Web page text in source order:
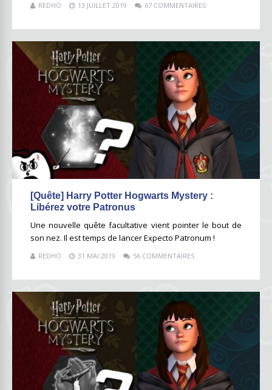
REDHO 13 JUILLET 2019 67 COMMENTAIRES
[Quête] Harry Potter Hogwarts Mystery :
Libérez votre Patronus
Une nouvelle quête facultative vient pointer le bout de
son nez. Il est temps de lancer Expecto Patronum !
REDHO 31 MAI 2019 56 COMMENTAIRES